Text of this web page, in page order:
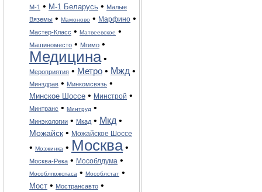
М-1 • М-1 Беларусь • Малые
Вяземы • Мамоново • Марфино •
Мастер-Класс • Матвеевское •
Машиноместо • Мгимо •
Медицина•
Мероприятия • Метро • Мжд •
Минздрав • Минкомсвязь •
Минское Шоссе • Минстрой •
Минтранс • Минтруд •
Минэкологии • Мкад • Мкд •
Можайск • Можайское Шоссе
• Мозжинка • Москва•
Москва-Река • Мособлдума •
Мособлпожспаса • Мособлстат •
Мост • Мострансавто •